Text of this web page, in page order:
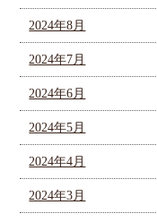
2024年8月
2024年7月
2024年6月
2024年5月
2024年4月
2024年3月